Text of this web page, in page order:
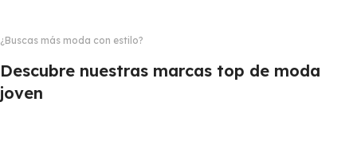
¿Buscas más moda con estilo?
Descubre nuestras marcas top de moda
joven